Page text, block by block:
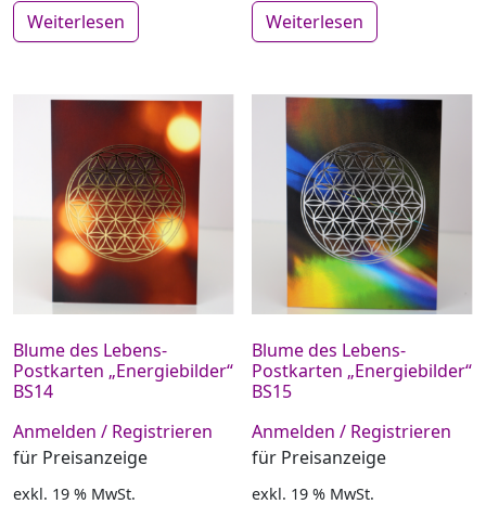
Weiterlesen Weiterlesen
Blume des Lebens-
Postkarten „Energiebilder“
BS14
Anmelden / Registrieren
für Preisanzeige
exkl. 19 % MwSt.
Blume des Lebens-
Postkarten „Energiebilder“
BS15
Anmelden / Registrieren
für Preisanzeige
exkl. 19 % MwSt.